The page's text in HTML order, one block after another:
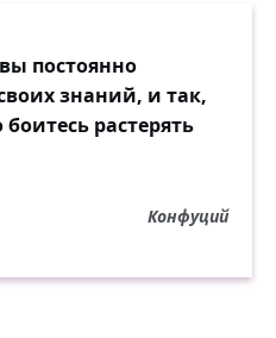
постоянно
знаний, и так,
растерять
Конфуций